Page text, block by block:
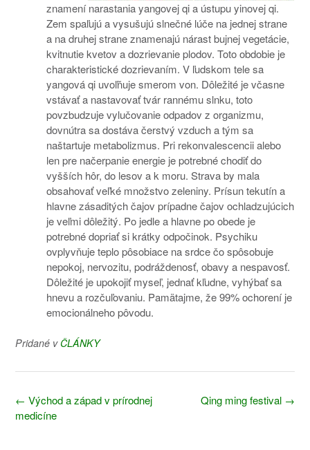
znamení narastania yangovej qi a ústupu yinovej qi.
Zem spaľujú a vysušujú slnečné lúče na jednej strane
a na druhej strane znamenajú nárast bujnej vegetácie,
kvitnutie kvetov a dozrievanie plodov. Toto obdobie je
charakteristické dozrievaním. V ľudskom tele sa
yangová qi uvoľňuje smerom von. Dôležité je včasne
vstávať a nastavovať tvár rannému slnku, toto
povzbudzuje vylučovanie odpadov z organizmu,
dovnútra sa dostáva čerstvý vzduch a tým sa
naštartuje metabolizmus. Pri rekonvalescencii alebo
len pre načerpanie energie je potrebné chodiť do
vyšších hôr, do lesov a k moru. Strava by mala
obsahovať veľké množstvo zeleniny. Prísun tekutín a
hlavne zásaditých čajov prípadne čajov ochladzujúcich
je veľmi dôležitý. Po jedle a hlavne po obede je
potrebné dopriať si krátky odpočinok. Psychiku
ovplyvňuje teplo pôsobiace na srdce čo spôsobuje
nepokoj, nervozitu, podráždenosť, obavy a nespavosť.
Dôležité je upokojiť myseľ, jednať kľudne, vyhýbať sa
hnevu a rozčuľovaniu. Pamätajme, že 99% ochorení je
emocionálneho pôvodu.
Pridané v ČLÁNKY
Navigácia
v
Qing ming festival →
← Východ a západ v prírodnej
medicíne